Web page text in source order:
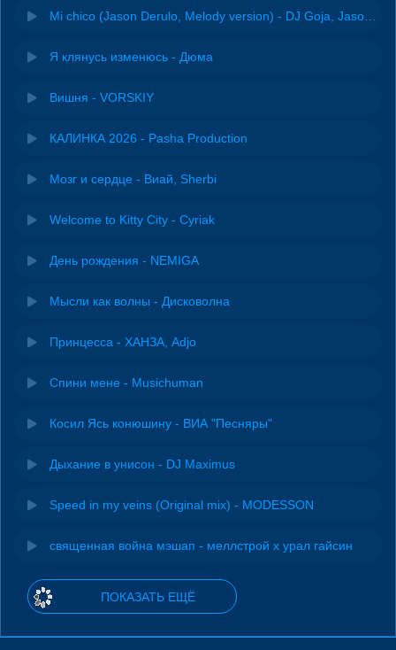
Я клянусь изменюсь - Дюма
Вишня - VORSKIY
КАЛИНКА 2026 - Pasha Production
Мозг и сердце - Виай, Sherbi
Welcome to Kitty City - Cyriak
День рождения - NEMIGA
Мысли как волны - Дисковолна
Принцесса - ХАНЗА, Adjo
Спини мене - Musichuman
Косил Ясь конюшину - ВИА "Песняры"
Дыхание в унисон - DJ Maximus
Speed in my veins (Original mix) - MODESSON
священная война мэшап - меллстрой х урал гайсин
ПОКАЗАТЬ ЕЩЁ